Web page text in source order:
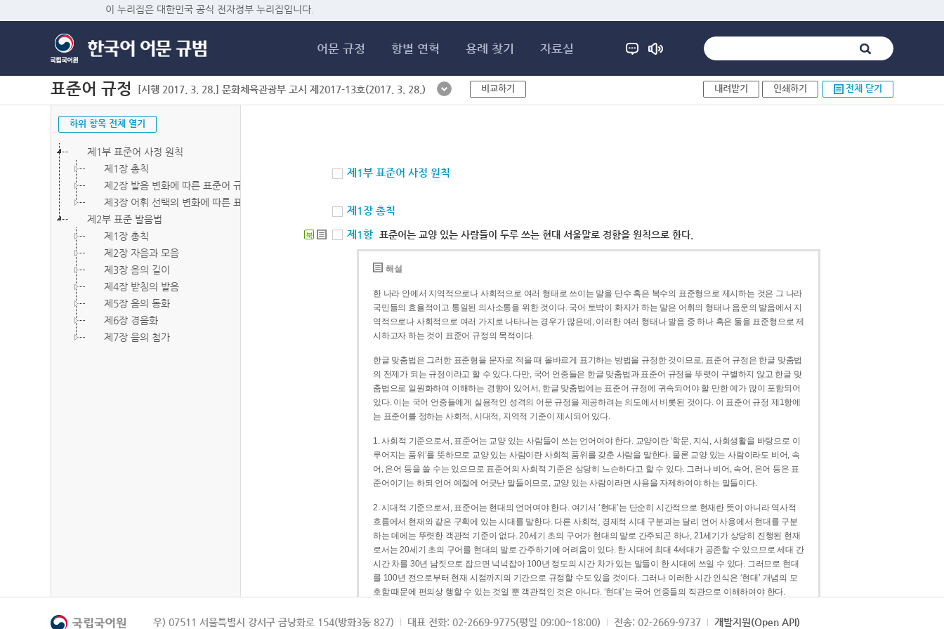
이 누리집은 대한민국 공식 전자정부 누리집입니다.
어문 규정 항별 연혁 용례 찾기 자료실
표준어 규정 [시행 2017. 3. 28.] 문화체육관광부 고시 제2017-13호(2017. 3. 28.) 비교하기 내려받기 인쇄하기 전체 닫기
하위 항목 전체 열기
제1부 표준어 사정 원칙
제1장 총칙
제2장 발음 변화에 따른 표준어 규정
제3장 어휘 선택의 변화에 따른 표준어 규정
제2부 표준 발음법
제1장 총칙
제2장 자음과 모음
제3장 음의 길이
제4장 받침의 발음
제5장 음의 동화
제6장 경음화
제7장 음의 첨가
제1부 표준어 사정 원칙
제1장 총칙
북 제1항 표준어는 교양 있는 사람들이 두루 쓰는 현대 서울말로 정함을 원칙으로 한다.
해설
한 나라 안에서 지역적으로나 사회적으로 여러 형태로 쓰이는 말을 단수 혹은 복수의 표준형으로 제시하는 것은 그 나라
국민들의 효율적이고 통일된 의사소통을 위한 것이다. 국어 토박이 화자가 하는 말은 어휘의 형태나 음운의 발음에서 지
역적으로나 사회적으로 여러 가지로 나타나는 경우가 많은데, 이러한 여러 형태나 발음 중 하나 혹은 둘을 표준형으로 제
시하고자 하는 것이 표준어 규정의 목적이다.
한글 맞춤법은 그러한 표준형을 문자로 적을 때 올바르게 표기하는 방법을 규정한 것이므로, 표준어 규정은 한글 맞춤법
의 전제가 되는 규정이라고 할 수 있다. 다만, 국어 언중들은 한글 맞춤법과 표준어 규정을 뚜렷이 구별하지 않고 한글 맞
춤법으로 일원화하여 이해하는 경향이 있어서, 한글 맞춤법에는 표준어 규정에 귀속되어야 할 만한 예가 많이 포함되어
있다. 이는 국어 언중들에게 실용적인 성격의 어문 규정을 제공하려는 의도에서 비롯된 것이다. 이 표준어 규정 제1항에
는 표준어를 정하는 사회적, 시대적, 지역적 기준이 제시되어 있다.
1. 사회적 기준으로서, 표준어는 교양 있는 사람들이 쓰는 언어여야 한다. 교양이란 ‘학문, 지식, 사회생활을 바탕으로 이
루어지는 품위’를 뜻하므로 교양 있는 사람이란 사회적 품위를 갖춘 사람을 말한다. 물론 교양 있는 사람이라도 비어, 속
어, 은어 등을 쓸 수는 있으므로 표준어의 사회적 기준은 상당히 느슨하다고 할 수 있다. 그러나 비어, 속어, 은어 등은 표
준어이기는 하되 언어 예절에 어긋난 말들이므로, 교양 있는 사람이라면 사용을 자제하여야 하는 말들이다.
2. 시대적 기준으로서, 표준어는 현대의 언어여야 한다. 여기서 ‘현대’는 단순히 시간적으로 현재란 뜻이 아니라 역사적
흐름에서 현재와 같은 구획에 있는 시대를 말한다. 다른 사회적, 경제적 시대 구분과는 달리 언어 사용에서 현대를 구분
하는 데에는 뚜렷한 객관적 기준이 없다. 20세기 초의 구어가 현대의 말로 간주되곤 하나, 21세기가 상당히 진행된 현재
로서는 20세기 초의 구어를 현대의 말로 간주하기에 어려움이 있다. 한 시대에 최대 4세대가 공존할 수 있으므로 세대 간
시간 차를 30년 남짓으로 잡으면 넉넉잡아 100년 정도의 시간 차가 있는 말들이 한 시대에 쓰일 수 있다. 그러므로 현대
를 100년 전으로부터 현재 시점까지의 기간으로 규정할 수도 있을 것이다. 그러나 이러한 시간 인식은 ‘현대’ 개념의 모
호함 때문에 편의상 행할 수 있는 것일 뿐 객관적인 것은 아니다. ‘현대’는 국어 언중들의 직관으로 이해하여야 한다.
3. 지역적 기준으로서, 표준어는 서울말이어야 한다. 이는 표준어의 공용어적 성격을 가장 크게 드러내 주는 기준이다.
우) 07511 서울특별시 강서구 금낭화로 154(방화3동 827) 대표 전화: 02-2669-9775(평일 09:00~18:00) 전송: 02-2669-9737 개발지원(Open API)